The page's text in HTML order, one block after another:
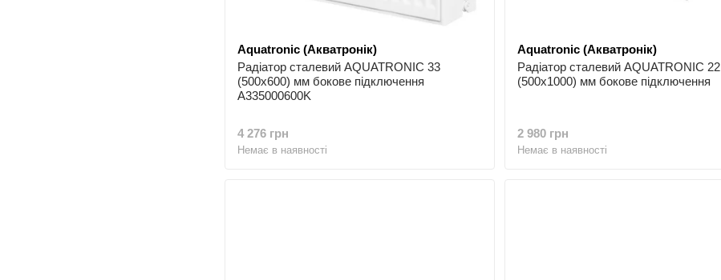
Aquatronic (Акватронік)
Радіатор сталевий AQUATRONIC 33
(500x600) мм бокове підключення
A335000600K
4 276 грн
Немає в наявності
Aquatronic (Акватронік)
Радіатор сталевий AQUATRONIC 22
(500x1000) мм бокове підключення
2 980 грн
Немає в наявності